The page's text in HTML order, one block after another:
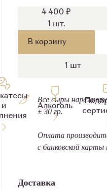
и
Алкоголь
4 400 ₽
1 шт.
В корзину
1 шт
Все сыры
± 30 гр.
Оплата
с банковской карты
Доставка